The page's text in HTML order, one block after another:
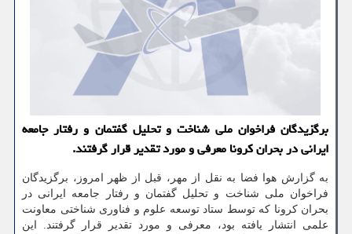
برگزیدگان فراخوان ملی شناخت و تحلیل گفتمان و رفتار جامعه
ایرانی در بحران کرونا معرفی و مورد تقدیر قرار گرفتند.
به گزارش هوا فضا به نقل از مهر، قبل از ظهر امروز، برگزیدگان
فراخوان ملی شناخت و تحلیل گفتمان و رفتار جامعه ایرانی در
بحران کرونا که توسط ستاد توسعه علوم و فناوری شناختی معاونت
علمی انتشار یافته بود، معرفی و مورد تقدیر قرار گرفتند. این